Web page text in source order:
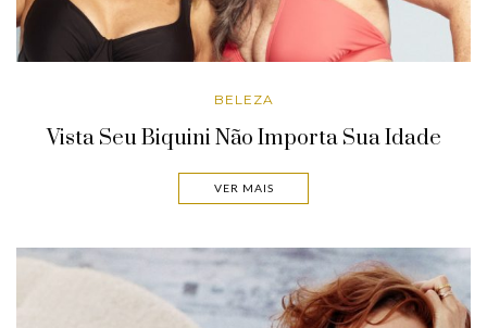
BELEZA
Vista Seu Biquini Não Importa Sua Idade
VER MAIS